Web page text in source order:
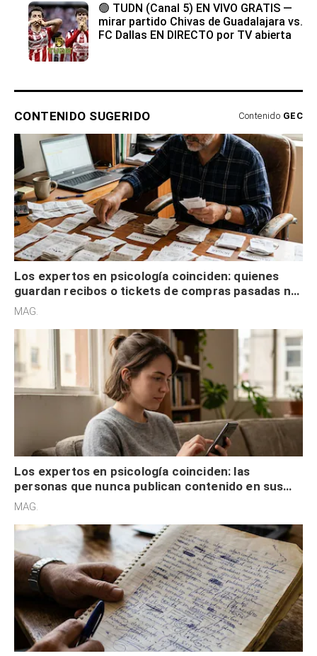
🟢 TUDN (Canal 5) EN VIVO GRATIS —
mirar partido Chivas de Guadalajara vs.
FC Dallas EN DIRECTO por TV abierta
CONTENIDO SUGERIDO Contenido GEC
Los expertos en psicología coinciden: quienes
guardan recibos o tickets de compras pasadas no
son acumuladores, sino que tienen necesidad de
MAG.
Los expertos en psicología coinciden: las
personas que nunca publican contenido en sus
redes sociales no pretenden buscar validación
MAG.